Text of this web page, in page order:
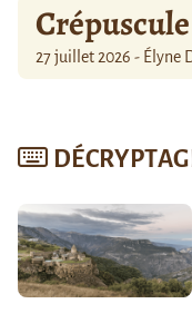
Crépuscule
27 juillet 2026 - Élyne